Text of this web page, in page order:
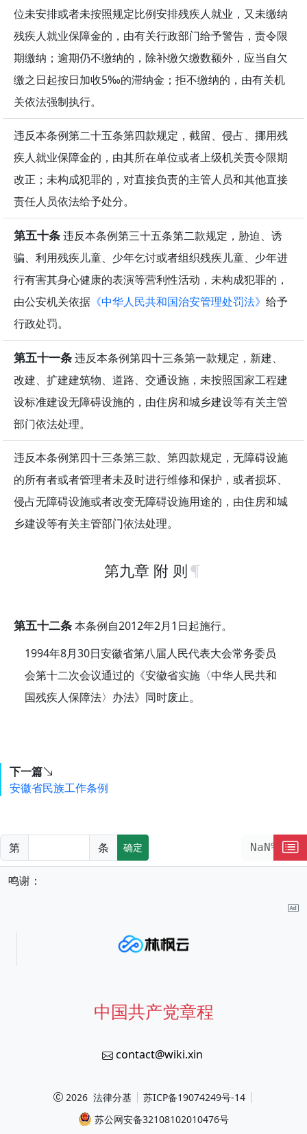
位未安排或者未按照规定比例安排残疾人就业，又未缴纳
残疾人就业保障金的，由有关行政部门给予警告，责令限
期缴纳；逾期仍不缴纳的，除补缴欠缴数额外，应当自欠
缴之日起按日加收5‰的滞纳金；拒不缴纳的，由有关机
关依法强制执行。
违反本条例第二十五条第四款规定，截留、侵占、挪用残
疾人就业保障金的，由其所在单位或者上级机关责令限期
改正；未构成犯罪的，对直接负责的主管人员和其他直接
责任人员依法给予处分。
第五十条违反本条例第三十五条第二款规定，胁迫、诱
骗、利用残疾儿童、少年乞讨或者组织残疾儿童、少年进
行有害其身心健康的表演等营利性活动，未构成犯罪的，
由公安机关依据 《中华人民共和国治安管理处罚法》 给予
行政处罚。
第五十一条违反本条例第四十三条第一款规定，新建、
改建、扩建建筑物、道路、交通设施，未按照国家工程建
设标准建设无障碍设施的，由住房和城乡建设等有关主管
部门依法处理。
违反本条例第四十三条第三款、第四款规定，无障碍设施
的所有者或者管理者未及时进行维修和保护，或者损坏、
侵占无障碍设施或者改变无障碍设施用途的，由住房和城
乡建设等有关主管部门依法处理。
第九章 附 则
第五十二条本条例自2012年2月1日起施行。
1994年8月30日安徽省第八届人民代表大会常务委员
会第十二次会议通过的《安徽省实施〈中华人民共和
国残疾人保障法〉办法》同时废止。
下一篇
安徽省民族工作条例
第 条 确定 NaN%
鸣谢：
中国共产党章程
contact@wiki.xin
2026 法律分基
苏ICP备19074249号-14
苏公网安备32108102010476号